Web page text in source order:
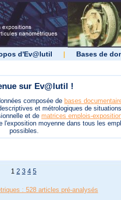
d'Ev@lutil | Bases de
sur Ev@lutil !
composée de bases
et métrologiques de situations
et de matrices emplois-
l'exposition moyenne dans tous les
possibles.
1 2 3 4 5
: 528 articles pré-analysés